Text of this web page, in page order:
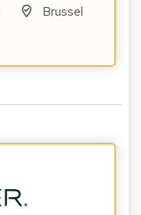
Brussel